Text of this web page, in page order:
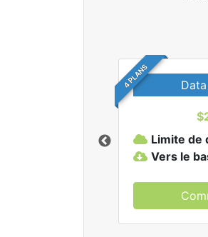
4 PLANS
Limite de
Vers le